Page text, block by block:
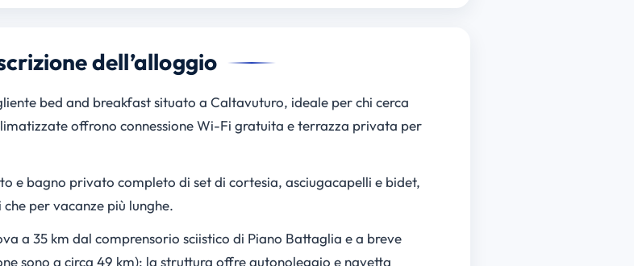
dell’alloggio
bed and breakfast situato a Caltavuturo, ideale per chi cerca
offrono connessione Wi-Fi gratuita e terrazza privata per
e bagno privato completo di set di cortesia, asciugacapelli e bidet,
per vacanze più lunghe.
a 35 km dal comprensorio sciistico di Piano Battaglia e a breve
sono a circa 49 km); la struttura offre autonoleggio e navetta